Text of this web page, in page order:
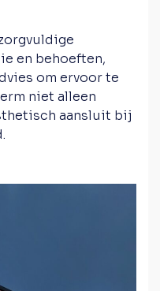
en behoeften,
om ervoor te
niet alleen
aansluit bij